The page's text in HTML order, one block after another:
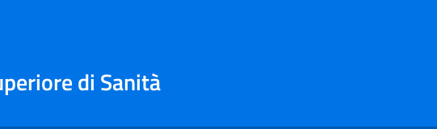
di Sanità